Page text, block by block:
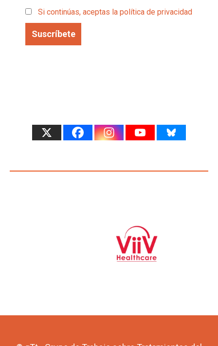
Si continúas, aceptas la política de privacidad